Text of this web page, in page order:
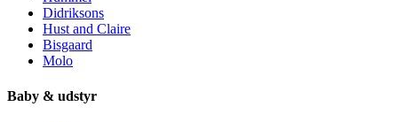
Didriksons
Hust and Claire
Bisgaard
Molo
Baby & udstyr